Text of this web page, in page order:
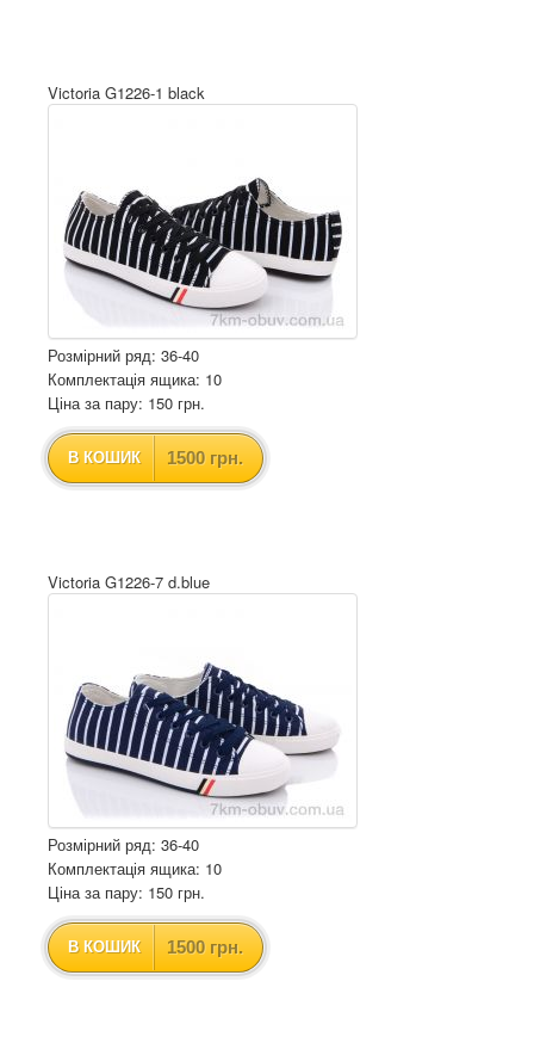
Victoria G1226-1 black
Розмірний ряд: 36-40
Комплектація ящика: 10
Ціна за пару: 150 грн.
В КОШИК 1500 грн.
Victoria G1226-7 d.blue
Розмірний ряд: 36-40
Комплектація ящика: 10
Ціна за пару: 150 грн.
В КОШИК 1500 грн.